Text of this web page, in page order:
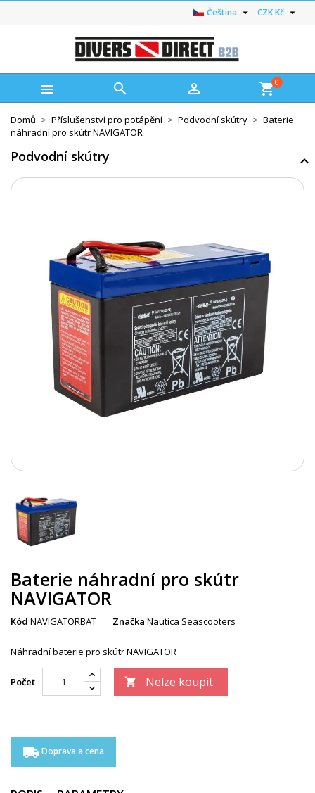
CZK Kč 
Čeština 
   shopping_cart0
Domů Příslušenství pro potápění Podvodní skútry
Baterie
náhradní pro skútr NAVIGATOR
Podvodní skútry
Baterie náhradní pro skútr
NAVIGATOR
Kód NAVIGATORBAT Značka Nautica Seascooters
Náhradní baterie pro skútr NAVIGATOR
Počet  Nelze koupit
local_shipping Doprava a cena